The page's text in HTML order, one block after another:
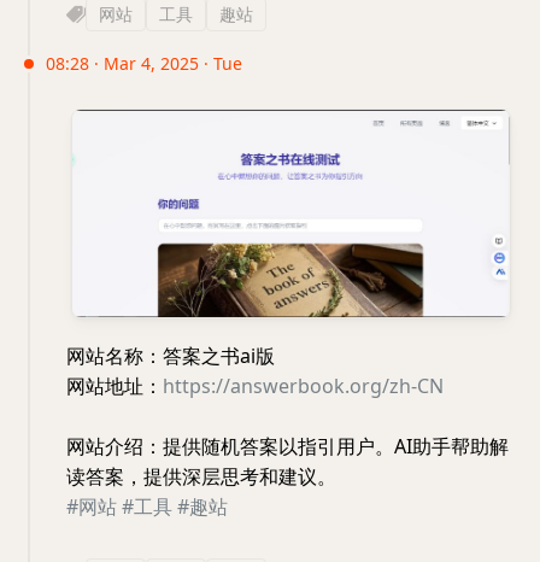
网站 工具 趣站
08:28 · Mar 4, 2025 · Tue
网站名称：答案之书ai版
网站地址： https://answerbook.org/zh-CN
网站介绍：提供随机答案以指引用户。AI助手帮助解
读答案，提供深层思考和建议。
#网站#工具#趣站